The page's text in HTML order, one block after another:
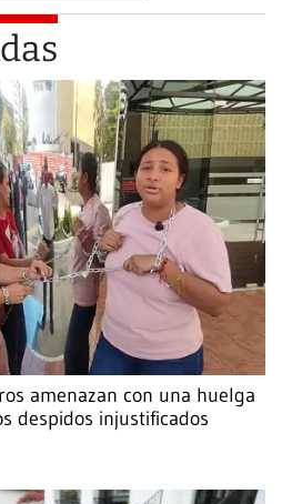
amenazan con una huelga
despidos injustificados